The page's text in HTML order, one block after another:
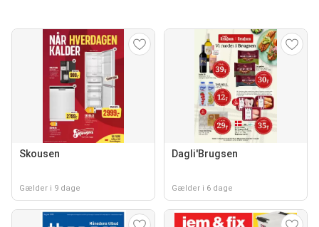
Skousen
Gælder i 9 dage
Dagli'Brugsen
Gælder i 6 dage